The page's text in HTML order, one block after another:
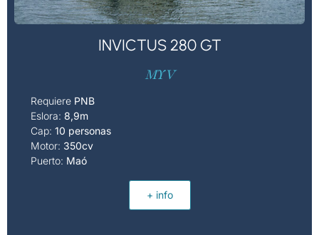
INVICTUS 280 GT
MY V
Requiere PNB
Eslora: 8,9m
Cap: 10 personas
Motor: 350cv
Puerto: Maó
+ info